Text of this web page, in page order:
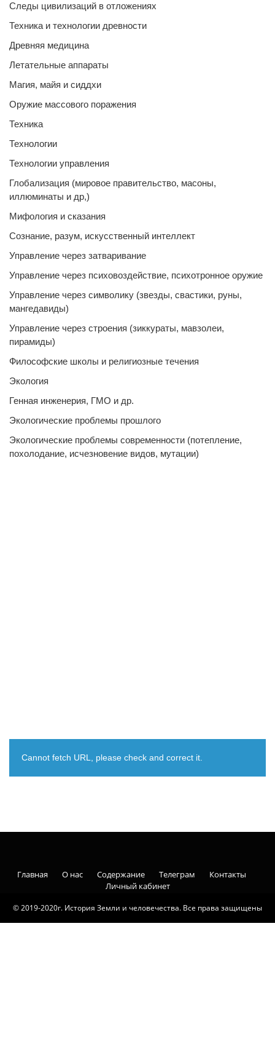
Следы цивилизаций в отложениях
Техника и технологии древности
Древняя медицина
Летательные аппараты
Магия, майя и сиддхи
Оружие массового поражения
Техника
Технологии
Технологии управления
Глобализация (мировое правительство, масоны,
иллюминаты и др,)
Мифология и сказания
Сознание, разум, искусственный интеллект
Управление через затваривание
Управление через психовоздействие, психотронное оружие
Управление через символику (звезды, свастики, руны,
мангедавиды)
Управление через строения (зиккураты, мавзолеи,
пирамиды)
Философские школы и религиозные течения
Экология
Генная инженерия, ГМО и др.
Экологические проблемы прошлого
Экологические проблемы современности (потепление,
похолодание, исчезновение видов, мутации)
Cannot fetch URL, please check and correct it.
© 2019-2020г. История Земли и человечества. Все права защищены
Главная О нас Содержание Телеграм
Контакты
Личный кабинет